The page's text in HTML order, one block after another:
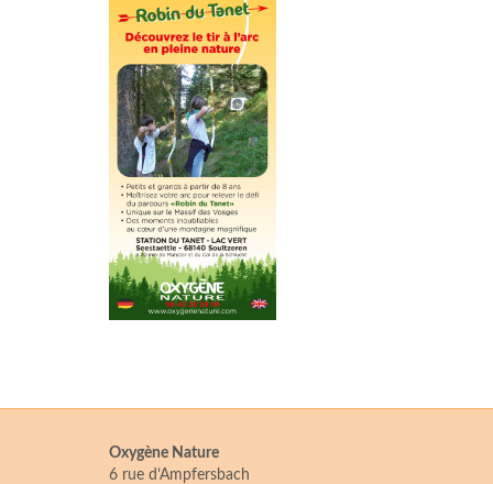
Oxygène Nature
6 rue d’Ampfersbach